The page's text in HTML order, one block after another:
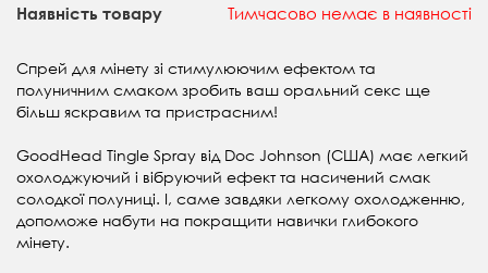
Наявність товару Тимчасово немає в наявності
Спрей для мінету зі стимулюючим ефектом та
полуничним смаком зробить ваш оральний секс ще
більш яскравим та пристрасним!
GoodHead Tingle Spray від Doc Johnson (CША) має легкий
охолоджуючий і вібруючий ефект та насичений смак
солодкої полуниці. І, саме завдяки легкому охолодженню,
допоможе набути на покращити навички глибокого
мінету.